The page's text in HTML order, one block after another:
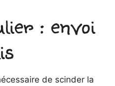
: envoi
de scinder la